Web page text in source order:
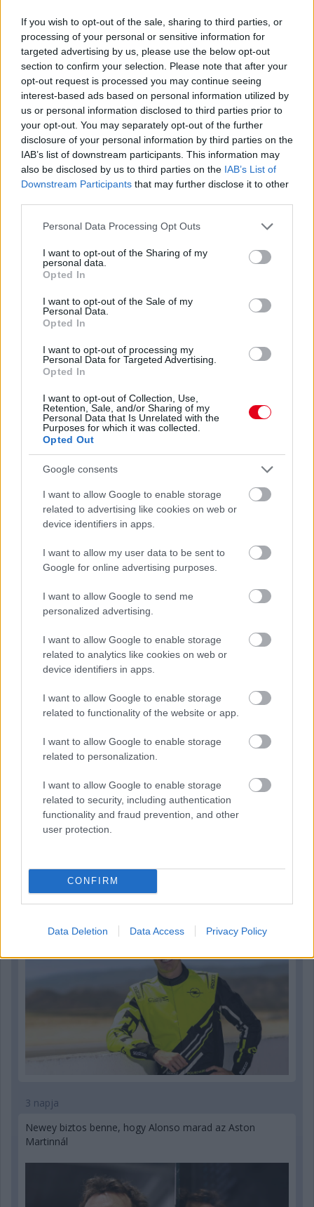
If you wish to opt-out of the sale, sharing to third parties, or
processing of your personal or sensitive information for
targeted advertising by us, please use the below opt-out
section to confirm your selection. Please note that after your
opt-out request is processed you may continue seeing
interest-based ads based on personal information utilized by
us or personal information disclosed to third parties prior to
your opt-out. You may separately opt-out of the further
disclosure of your personal information by third parties on the
IAB’s list of downstream participants. This information may
also be disclosed by us to third parties on the IAB’s List of
Downstream Participants that may further disclose it to other
Please note that this website/app uses one or more Google
not limited to your visit or usage behaviour. You may click to
grant or deny consent to Google and its third-party tags to
use your data for below specified purposes in below Google
consent section.
Personal Data Processing Opt Outs
I want to opt-out of the Sharing of my
personal data.
Opted In
I want to opt-out of the Sale of my
Personal Data.
Opted In
I want to opt-out of processing my
Personal Data for Targeted Advertising.
Opted In
I want to opt-out of Collection, Use,
Retention, Sale, and/or Sharing of my
Personal Data that Is Unrelated with the
Purposes for which it was collected.
Opted Out
Google consents
I want to allow Google to enable storage
related to advertising like cookies on web or
device identifiers in apps.
I want to allow my user data to be sent to
Google for online advertising purposes.
I want to allow Google to send me
personalized advertising.
I want to allow Google to enable storage
related to analytics like cookies on web or
device identifiers in apps.
I want to allow Google to enable storage
related to functionality of the website or app.
I want to allow Google to enable storage
related to personalization.
I want to allow Google to enable storage
related to security, including authentication
functionality and fraud prevention, and other
user protection.
CONFIRM
Data Deletion Data Access Privacy Policy
2 napja
Hakkinen megtartaná a Norris-Piastri párost a
McLarennél, nem borítaná fel Verstappenért
Megvan, mikor kezdődik az F1-es Bahreini Nagydíj
Malajziában
3 napja
szerint
3 napja
Újabb korábbi F2-es bajnok folytatja a Formula-E-ben
3 napja
Newey biztos benne, hogy Alonso marad az Aston
Martinnál